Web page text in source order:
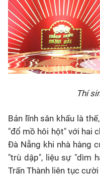
Thí
Bản lĩnh sân khấu là
"đổ mồ hôi hột" với hai
Đà Nẵng khi nhà hàng
"trù dập", liệu sự "dìm
Trấn Thành liên tục